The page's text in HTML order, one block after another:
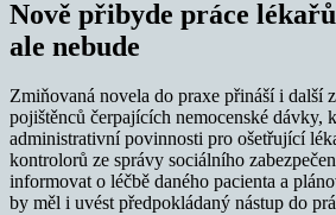
Nově přibyde práce
ale nebude
Zmiňovaná novela do praxe přináší i další
pojištěnců čerpajících nemocenské dávky,
administrativní povinnosti pro ošetřující
kontrolorů ze správy sociálního
informovat o léčbě daného pacienta a
by měl i uvést předpokládaný nástup do